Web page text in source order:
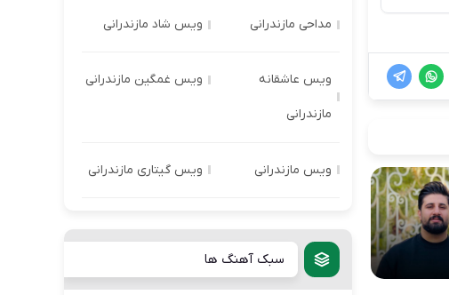
مداحی مازندرانی ویس شاد مازندرانی
ویس عاشقانه
مازندرانی
ویس غمگین مازندرانی
ویس مازندرانی ویس گیتاری مازندرانی
سبک آهنگ ها